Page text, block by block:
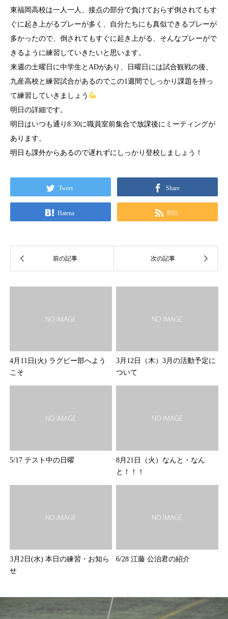
東福岡高校は一人一人、接点の部分で負けておらず倒されてもす
ぐに起き上がるプレーが多く、自分たちにも真似できるプレーが
多かったので、倒されてもすぐに起き上がる、そんなプレーがで
きるように練習していきたいと思います。
来週の土曜日に中学生とADがあり、日曜日には試合観戦の後、
九産高校と練習試合があるのでこの1週間でしっかり課題を持っ
て練習していきましょう
明日の詳細です。
明日はいつも通り8:30に職員室前集合で放課後にミーティングが
あります。
明日も課外からあるので遅れずにしっかり登校しましょう！
Tweet Share
Hatena RSS
4月11日(火) ラグビー部へよう
こそ
3月12日（木）3月の活動予定に
ついて
5/17 テスト中の日曜
8月21日（火）なんと・なん
と！！！
3月2日(水) 本日の練習・お知ら
せ
6/28 江藤 公治君の紹介